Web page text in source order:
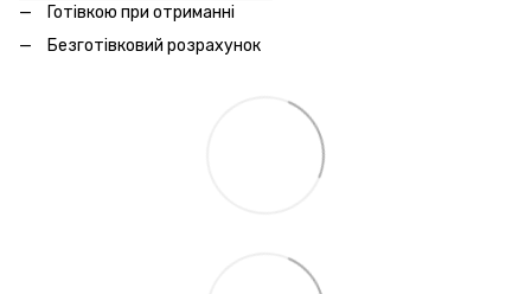
Готівкою при отриманні
Безготівковий розрахунок